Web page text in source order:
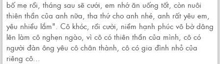
bố mẹ rồi, tháng sau sẽ cưới, em nhớ ăn uống tốt, còn nuôi
thiên thần của anh nữa, tha thứ cho anh nhé, anh rất yêu em,
yêu nhiều lắm". Cô khóc, rồi cười, niềm hạnh phúc vô bờ dâng
lên làm cô nghẹn ngào, vì cô có thiên thần của mình, cô có
người đàn ông yêu cô chân thành, cô có gia đình nhỏ của
riêng cô...